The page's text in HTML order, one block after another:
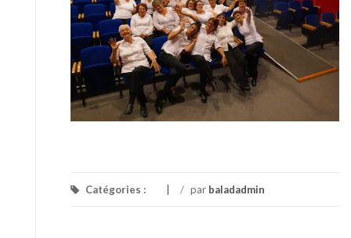
Catégories : / par baladadmin